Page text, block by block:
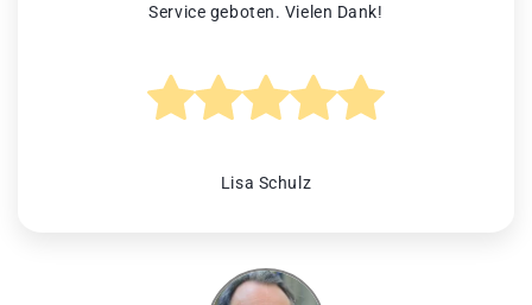
Service geboten. Vielen Dank!
Lisa Schulz